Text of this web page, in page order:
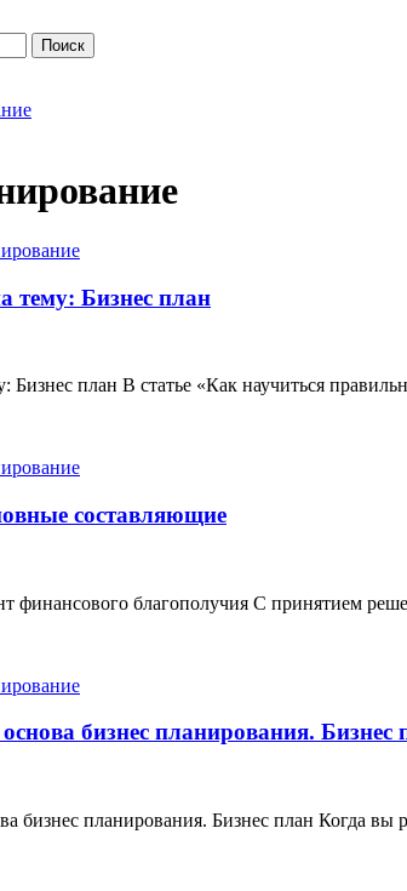
тему: Бизнес план
Бизнес план В статье «Как научиться
составляющие
финансового благополучия С принятием
бизнес планирования. Бизнес
бизнес планирования. Бизнес план Когда вы